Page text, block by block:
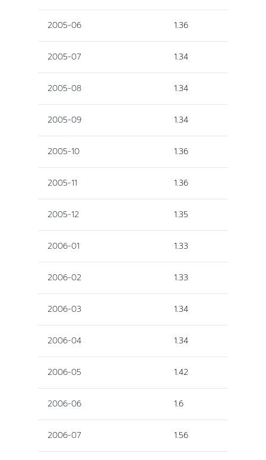
2005-06 1.36
2005-07 1.34
2005-08 1.34
2005-09 1.34
2005-10 1.36
2005-11 1.36
2005-12 1.35
2006-01 1.33
2006-02 1.33
2006-03 1.34
2006-04 1.34
2006-05 1.42
2006-06 1.6
2006-07 1.56